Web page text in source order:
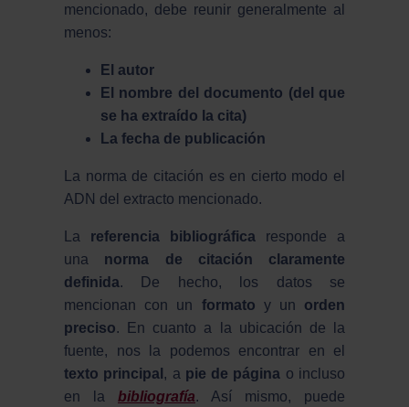
mencionado, debe reunir generalmente al
menos:
El autor
El nombre del documento (del que
se ha extraído la cita)
La fecha de publicación
La norma de citación es en cierto modo el
ADN del extracto mencionado.
La referencia bibliográfica responde a
una norma de citación claramente
definida. De hecho, los datos se
mencionan con un formato y un orden
preciso. En cuanto a la ubicación de la
fuente, nos la podemos encontrar en el
texto principal , a pie de página o incluso
en la bibliografía. Así mismo, puede